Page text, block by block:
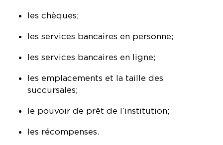
les chèques;
les services bancaires en personne;
les services bancaires en ligne;
les emplacements et la taille des
succursales;
le pouvoir de prêt de l’institution;
les récompenses.